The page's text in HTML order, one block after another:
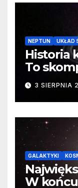
NEPTUN UKŁAD
Historia
To
3 SIERPNIA
GALAKTYKI
W